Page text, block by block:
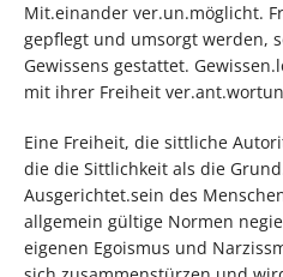
Mit.einander ver.un.möglicht.
gepflegt und umsorgt werden,
Gewissens gestattet.
mit ihrer Freiheit
Eine Freiheit, die sittliche
die die Sittlichkeit als die
Ausgerichtet.sein des
allgemein gültige Normen
eigenen Egoismus und